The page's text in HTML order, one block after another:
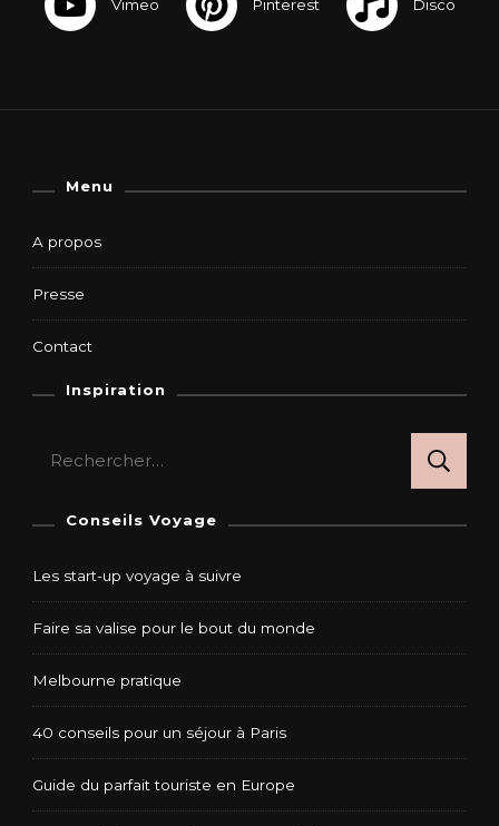
Menu
A propos
Presse
Contact
Inspiration
Conseils Voyage
Les start-up voyage à suivre
Faire sa valise pour le bout du monde
Melbourne pratique
40 conseils pour un séjour à Paris
Guide du parfait touriste en Europe